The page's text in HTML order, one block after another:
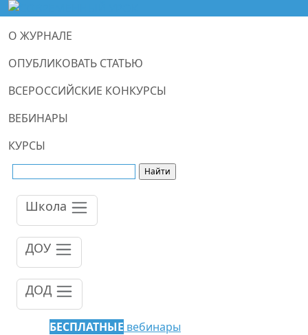
О ЖУРНАЛЕ
ОПУБЛИКОВАТЬ СТАТЬЮ
ВСЕРОССИЙСКИЕ КОНКУРСЫ
ВЕБИНАРЫ
КУРСЫ
Школа
ДОУ
ДОД
БЕСПЛАТНЫЕ вебинары